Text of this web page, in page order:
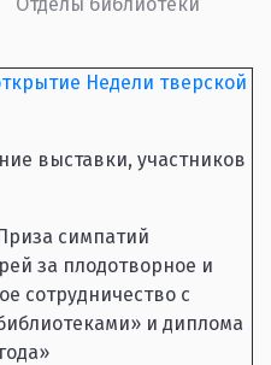
Недели тверской
выставки, участников
симпатий
за плодотворное и
сотрудничество с
и диплома